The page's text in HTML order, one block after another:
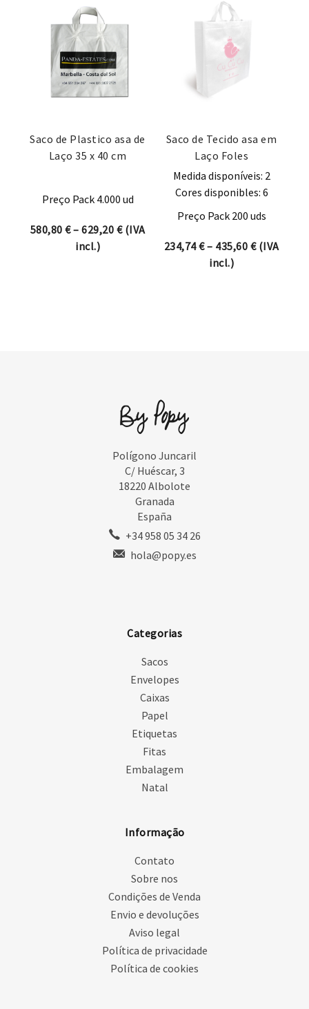
Saco de Plastico asa de
Laço 35 x 40 cm
Preço Pack 4.000 ud
580,80 €– 629,20 €Price range: 580,80 € through 629,20
(IVA
incl.)
Saco de Tecido asa em
Laço Foles
Medida disponíveis: 2
Cores disponibles: 6
Preço Pack 200 uds
234,74€– 435,60 €Price
(IVA
incl.)
Polígono Juncaril
C/ Huéscar, 3
18220 Albolote
Granada
España
+34 958 05 34 26
hola@popy.es
Categorias
Sacos
Envelopes
Caixas
Papel
Etiquetas
Fitas
Embalagem
Natal
Informação
Contato
Sobre nos
Condições de Venda
Envio e devoluções
Aviso legal
Política de privacidade
Política de cookies